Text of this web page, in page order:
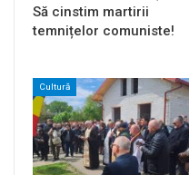
Să cinstim martirii
temnițelor comuniste!
Cultură